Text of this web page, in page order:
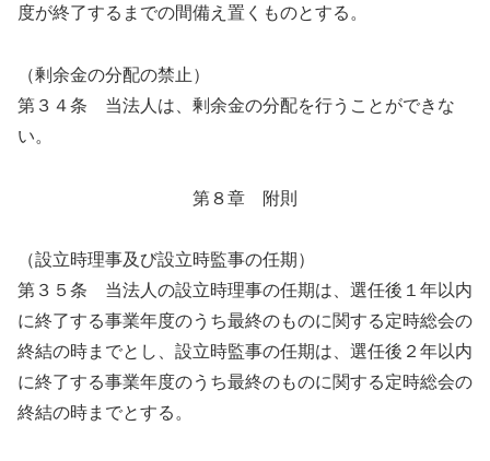
度が終了するまでの間備え置くものとする。
（剰余金の分配の禁止）
第３４条 当法人は、剰余金の分配を行うことができな
い。
第８章 附則
（設立時理事及び設立時監事の任期）
第３５条 当法人の設立時理事の任期は、選任後１年以内
に終了する事業年度のうち最終のものに関する定時総会の
終結の時までとし、設立時監事の任期は、選任後２年以内
に終了する事業年度のうち最終のものに関する定時総会の
終結の時までとする。